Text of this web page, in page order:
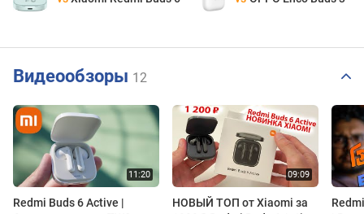
Видеообзоры 12
Redmi Buds 6 Active |
НОВЫЙ ТОП от Xiaomi за